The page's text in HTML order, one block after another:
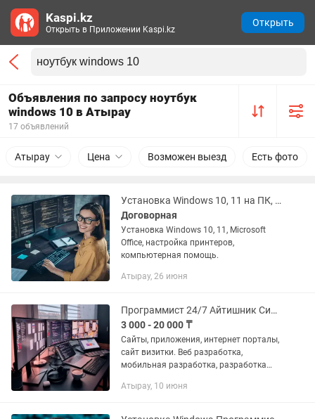
Объявления по запросу ноутбук
windows 10 в Атырау
17 объявлений
Атырау Цена Возможен выезд Есть фото
Установка Windows 10, 11 на ПК, ноутбук
Договорная
Установка Windows 10, 11, Microsoft
Office, настройка принтеров,
компьютерная помощь.
Атырау, 26 июня
Программист 24/7 Айтишник Системный администратор
3 000 - 20 000 ₸
Сайты, приложения, интернет порталы,
сайт визитки. Веб разработка,
мобильная разработка, разработка
API, Тестирование. Frontend, backend,
Атырау, 10 июня
Kaspi.kz
Открыть в Приложении Kaspi.kz
Открыть